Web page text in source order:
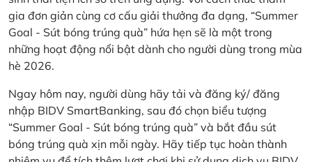
gia đơn giản cùng cơ cấu giải thưởng đa dạng, “Summer
Goal - Sút bóng trúng quà” hứa hẹn sẽ là một trong
những hoạt động nổi bật dành cho người dùng trong mùa
hè 2026.
Ngay hôm nay, người dùng hãy tải và đăng ký/ đăng
nhập BIDV SmartBanking, sau đó chọn biểu tượng
“Summer Goal - Sút bóng trúng quà” và bắt đầu sút
bóng trúng quà xịn mỗi ngày. Hãy tiếp tục hoàn thành